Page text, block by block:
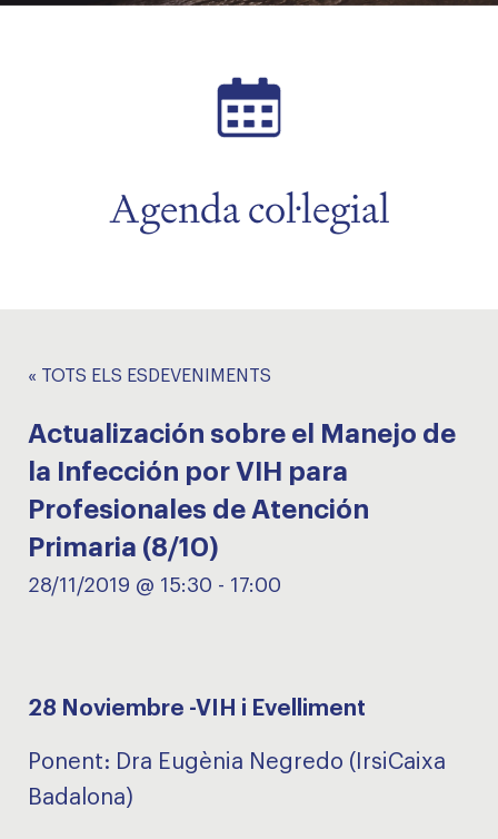
Agenda col·legial
« TOTS ELS ESDEVENIMENTS
Actualización sobre el Manejo de
la Infección por VIH para
Profesionales de Atención
Primaria (8/10)
28/11/2019 @ 15:30 - 17:00
28 Noviembre -VIH i Evelliment
Ponent: Dra Eugènia Negredo (IrsiCaixa
Badalona)